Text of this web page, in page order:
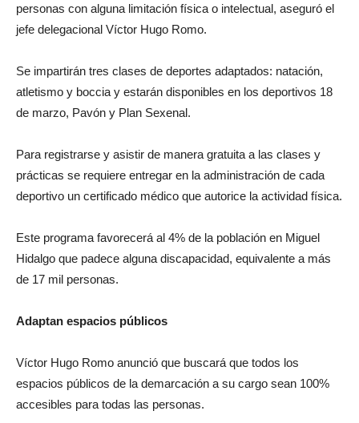
personas con alguna limitación física o intelectual, aseguró el
jefe delegacional Víctor Hugo Romo.
Se impartirán tres clases de deportes adaptados: natación,
atletismo y boccia y estarán disponibles en los deportivos 18
de marzo, Pavón y Plan Sexenal.
Para registrarse y asistir de manera gratuita a las clases y
prácticas se requiere entregar en la administración de cada
deportivo un certificado médico que autorice la actividad física.
Este programa favorecerá al 4% de la población en Miguel
Hidalgo que padece alguna discapacidad, equivalente a más
de 17 mil personas.
Adaptan espacios públicos
Víctor Hugo Romo anunció que buscará que todos los
espacios públicos de la demarcación a su cargo sean 100%
accesibles para todas las personas.